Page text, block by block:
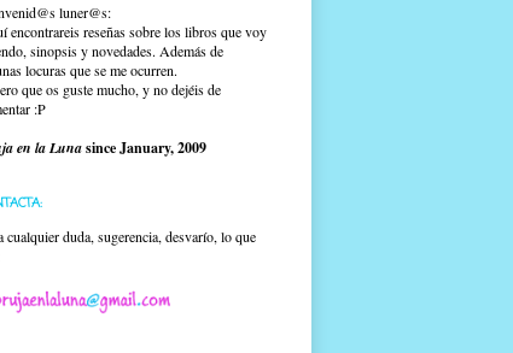
luner@s:
encontrareis reseñas sobre los libros que voy
sinopsis y novedades. Además de
locuras que se me ocurren.
que os guste mucho, y no dejéis de
:P
en la Lunasince January, 2009
cualquier duda, sugerencia, desvarío, lo que